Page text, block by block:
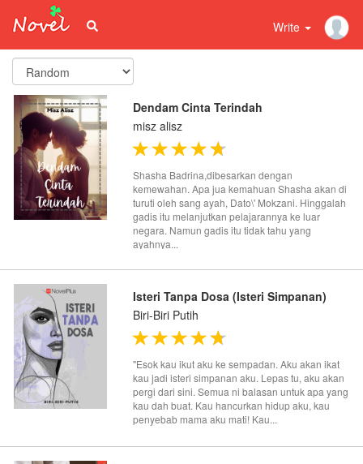
Write
Dendam Cinta Terindah
misz alisz
Shasha Badrina,dibesarkan dengan
kemewahan. Apa jua kemahuan Shasha akan di
turuti oleh sang ayah, Dato\' Mokzani. Hinggalah
gadis itu melanjutkan pelajarannya ke luar
negara. Namun gadis itu tidak tahu yang
ayahnya...
Isteri Tanpa Dosa (Isteri Simpanan)
Biri-Biri Putih
"Esok kau ikut aku ke sempadan. Aku akan ikat
kau jadi isteri simpanan aku. Lepas tu, aku akan
pergi dari sini. Semua ni balasan untuk apa yang
kau dah buat. Kau hancurkan hidup aku, kau
penyebab mama aku mati! Kau...